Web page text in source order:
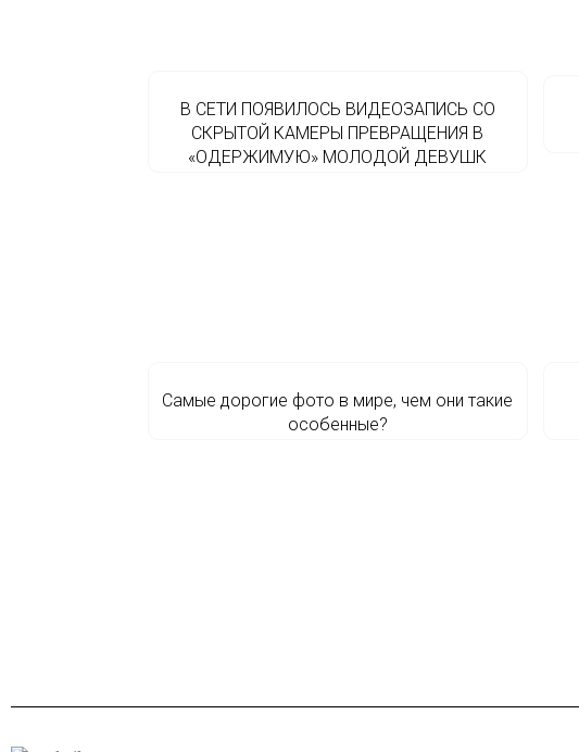
В СЕТИ ПОЯВИЛОСЬ ВИДЕОЗАПИСЬ СО
СКРЫТОЙ КАМЕРЫ ПРЕВРАЩЕНИЯ В
«ОДЕРЖИМУЮ» МОЛОДОЙ ДЕВУШК
Самые дорогие фото в мире, чем они такие
особенные?